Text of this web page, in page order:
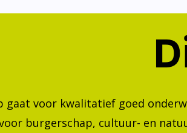
gaat voor kwalitatief goed
burgerschap, cultuur- en